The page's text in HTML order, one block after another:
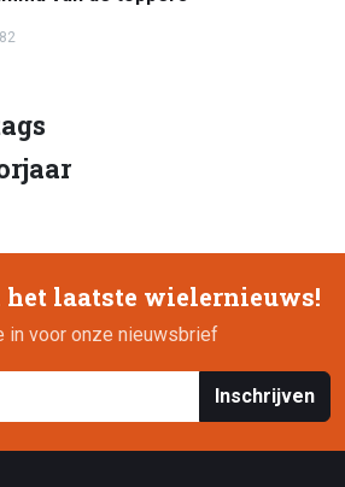
laatste wielernieuws!
in voor onze nieuwsbrief
Inschrijven